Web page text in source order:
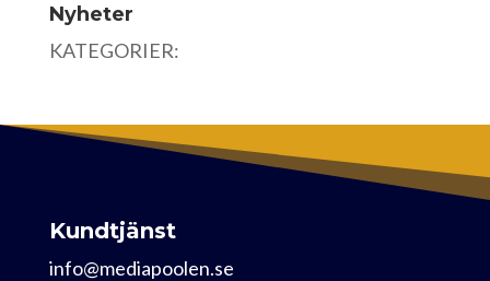
Nyheter
KATEGORIER:
Kundtjänst
info@mediapoolen.se